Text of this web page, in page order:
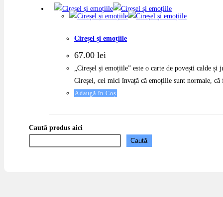
Cireșel și emoțiile
67.00 lei
„Cireșel și emoțiile” este o carte de povești calde
Cireșel, cei mici învață că emoțiile sunt normale, că
Adaugă în Coș
Caută produs aici
Caută